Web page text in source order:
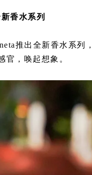
香水系列
推出全新香水系列
官，唤起想象。